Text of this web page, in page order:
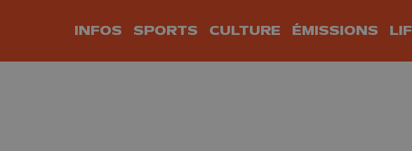
INFOS SPORTS CULTURE ÉMISSIONS